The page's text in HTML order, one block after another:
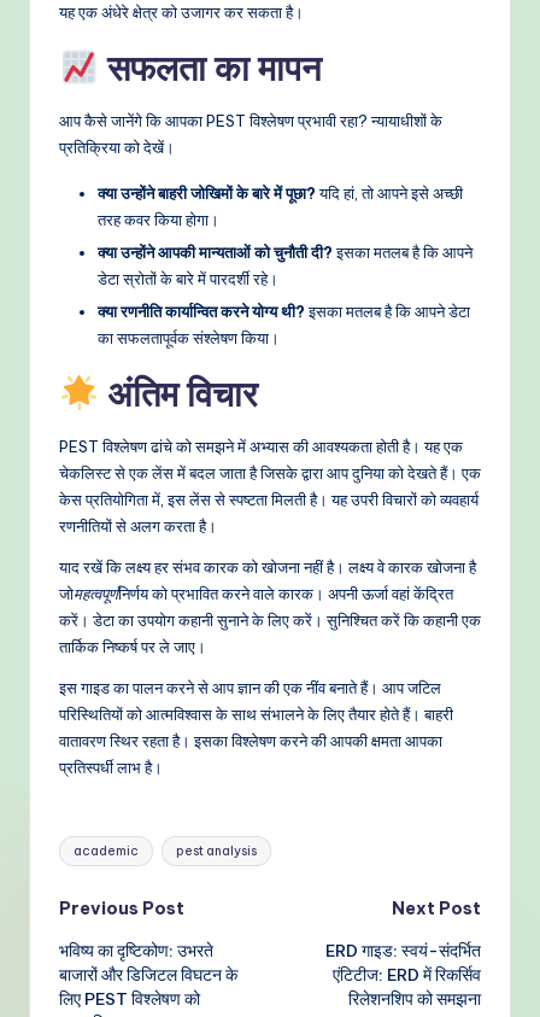
यह एक अंधेरे क्षेत्र को उजागर कर सकता है।
सफलता का मापन
आप कैसे जानेंगे कि आपका PEST विश्लेषण प्रभावी रहा? न्यायाधीशों के
प्रतिक्रिया को देखें।
क्या उन्होंने बाहरी जोखिमों के बारे में पूछा?यदि हां, तो आपने इसे अच्छी
तरह कवर किया होगा।
क्या उन्होंने आपकी मान्यताओं को चुनौती दी?इसका मतलब है कि आपने
डेटा स्रोतों के बारे में पारदर्शी रहे।
क्या रणनीति कार्यान्वित करने योग्य थी?इसका मतलब है कि आपने डेटा
का सफलतापूर्वक संश्लेषण किया।
अंतिम विचार
PEST विश्लेषण ढांचे को समझने में अभ्यास की आवश्यकता होती है। यह एक
चेकलिस्ट से एक लेंस में बदल जाता है जिसके द्वारा आप दुनिया को देखते हैं। एक
केस प्रतियोगिता में, इस लेंस से स्पष्टता मिलती है। यह उपरी विचारों को व्यवहार्य
रणनीतियों से अलग करता है।
याद रखें कि लक्ष्य हर संभव कारक को खोजना नहीं है। लक्ष्य वे कारक खोजना है
जोमहत्वपूर्णनिर्णय को प्रभावित करने वाले कारक। अपनी ऊर्जा वहां केंद्रित
करें। डेटा का उपयोग कहानी सुनाने के लिए करें। सुनिश्चित करें कि कहानी एक
तार्किक निष्कर्ष पर ले जाए।
इस गाइड का पालन करने से आप ज्ञान की एक नींव बनाते हैं। आप जटिल
परिस्थितियों को आत्मविश्वास के साथ संभालने के लिए तैयार होते हैं। बाहरी
वातावरण स्थिर रहता है। इसका विश्लेषण करने की आपकी क्षमता आपका
प्रतिस्पर्धी लाभ है।
Tags:
academic pest analysis
Post
navigation
Previous Post
भविष्य का दृष्टिकोण: उभरते
बाजारों और डिजिटल विघटन के
लिए PEST विश्लेषण को
Next Post
ERD गाइड: स्वयं-संदर्भित
एंटिटीज: ERD में रिकर्सिव
रिलेशनशिप को समझना